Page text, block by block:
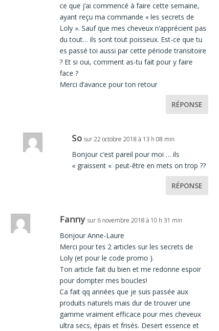
ce que j’ai commencé à faire cette semaine,
ayant reçu ma commande « les secrets de
Loly ». Sauf que mes cheveux n’apprécient pas
du tout… ils sont tout poisseux. Est-ce que tu
es passé toi aussi par cette période transitoire
? Et si oui, comment as-tu fait pour y faire
face ?
Merci d’avance pour ton retour
RÉPONSE
So sur 22 octobre 2018 à 13 h 08 min
Bonjour c’est pareil pour moi … ils
« graissent « peut-être en mets on trop ??
RÉPONSE
Fanny sur 6 novembre 2018 à 10 h 31 min
Bonjour Anne-Laure
Merci pour tes 2 articles sur les secrets de
Loly (et pour le code promo ).
Ton article fait du bien et me redonne espoir
pour dompter mes boucles!
Ca fait qq années que je suis passée aux
produits naturels mais dur de trouver une
gamme vraiment efficace pour mes cheveux
ultra secs, épais et frisés. Desert essence et